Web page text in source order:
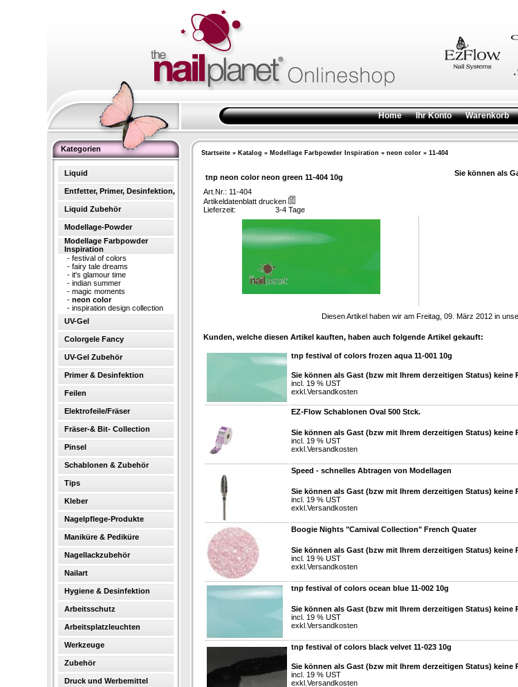
Home Ihr Konto Warenkorb
Kategorien
Liquid
Entfetter, Primer, Desinfektion,
Liquid Zubehör
Modellage-Powder
Modellage Farbpowder
Inspiration
- festival of colors
- fairy tale dreams
- it's glamour time
- indian summer
- magic moments
- neon color
- inspiration design collection
UV-Gel
Colorgele Fancy
UV-Gel Zubehör
Primer & Desinfektion
Feilen
Elektrofeile/Fräser
Fräser-& Bit- Collection
Pinsel
Schablonen & Zubehör
Tips
Kleber
Nagelpflege-Produkte
Maniküre & Pediküre
Nagellackzubehör
Nailart
Hygiene & Desinfektion
Arbeitsschutz
Arbeitsplatzleuchten
Werkzeuge
Zubehör
Druck und Werbemittel
Startseite» Katalog » Modellage Farbpowder Inspiration » neon color» 11-404
tnp neon color neon green 11-404 10g Sie können als
Art.Nr.: 11-404
Artikeldatenblatt drucken
Lieferzeit:
3-4 Tage
Diesen Artikel haben wir am Freitag, 09. März 2012 in
Kunden, welche diesen Artikel kauften, haben auch folgende Artikel gekauft:
tnp festival of colors frozen aqua 11-001 10g
Sie können als Gast (bzw mit Ihrem derzeitigen Status) keine
incl. 19 % UST
exkl. Versandkosten
EZ-Flow Schablonen Oval 500 Stck.
Sie können als Gast (bzw mit Ihrem derzeitigen Status) keine
incl. 19 % UST
exkl. Versandkosten
Speed - schnelles Abtragen von Modellagen
Sie können als Gast (bzw mit Ihrem derzeitigen Status) keine
incl. 19 % UST
exkl. Versandkosten
Boogie Nights "Carnival Collection" French Quater
Sie können als Gast (bzw mit Ihrem derzeitigen Status) keine
incl. 19 % UST
exkl. Versandkosten
tnp festival of colors ocean blue 11-002 10g
Sie können als Gast (bzw mit Ihrem derzeitigen Status) keine
incl. 19 % UST
exkl. Versandkosten
tnp festival of colors black velvet 11-023 10g
Sie können als Gast (bzw mit Ihrem derzeitigen Status) keine
incl. 19 % UST
exkl. Versandkosten